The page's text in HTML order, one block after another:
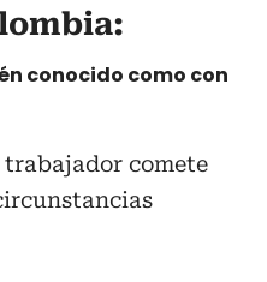
conocido como con
comete